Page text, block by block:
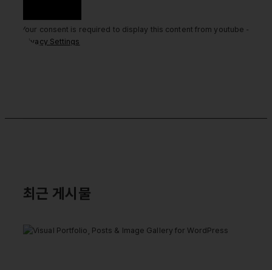
Your consent is required to display this content from youtube -
Privacy Settings
최근 게시물